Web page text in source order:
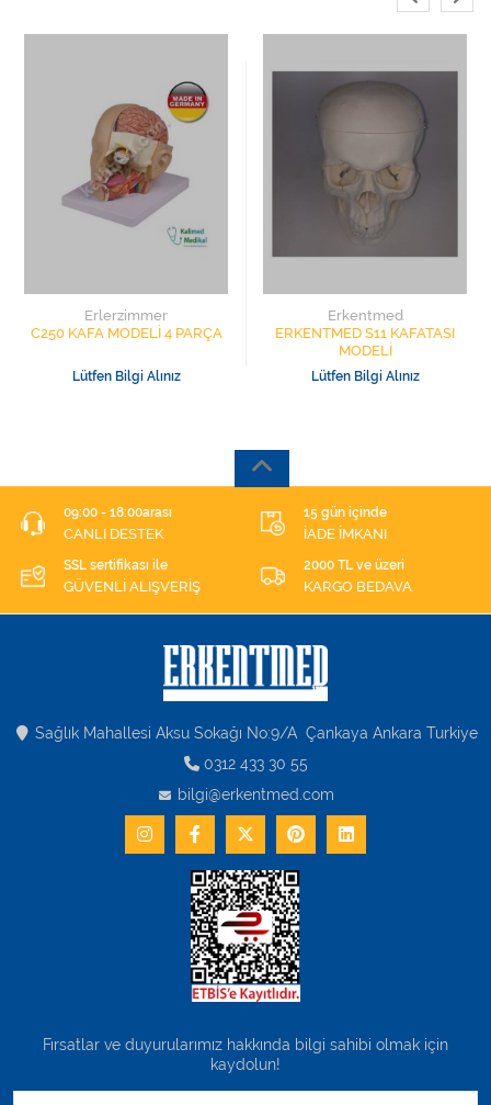
Erlerzimmer
C250 KAFA MODELİ 4 PARÇA
Lütfen Bilgi Alınız
Erkentmed
ERKENTMED S11 KAFATASI
MODELİ
Lütfen Bilgi Alınız
09:00 - 18:00arası
CANLI DESTEK
15 gün içinde
İADE İMKANI
SSL sertifikası ile
GÜVENLİ ALIŞVERİŞ
2000 TL ve üzeri
KARGO BEDAVA
Sağlık Mahallesi Aksu Sokağı No:9/A Çankaya Ankara Turkiye
0312 433 30 55
bilgi@erkentmed.com
Fırsatlar ve duyurularımız hakkında bilgi sahibi olmak için
kaydolun!